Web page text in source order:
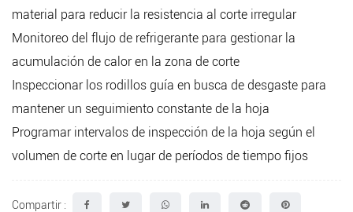
material para reducir la resistencia al corte irregular
Monitoreo del flujo de refrigerante para gestionar la
acumulación de calor en la zona de corte
Inspeccionar los rodillos guía en busca de desgaste para
mantener un seguimiento constante de la hoja
Programar intervalos de inspección de la hoja según el
volumen de corte en lugar de períodos de tiempo fijos
Compartir :